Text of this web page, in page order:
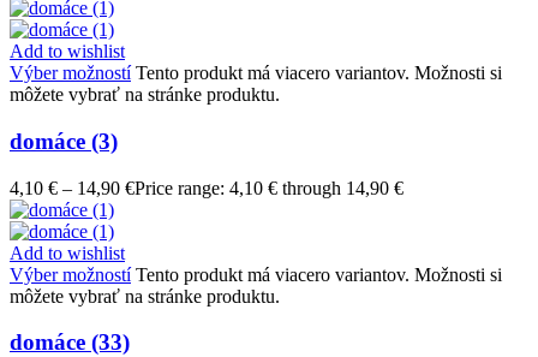
Add to wishlist
Výber možností Tento produkt má viacero variantov. Možnosti si
môžete vybrať na stránke produktu.
domáce (3)
4,10 € – 14,90 €Price range: 4,10 € through 14,90 €
Add to wishlist
Výber možností Tento produkt má viacero variantov. Možnosti si
môžete vybrať na stránke produktu.
domáce (33)